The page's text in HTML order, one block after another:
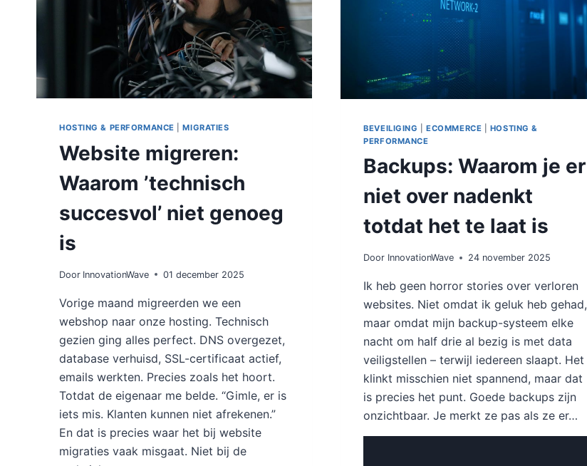
HOSTING & PERFORMANCE |MIGRATIES
Website migreren:
Waarom ’technisch
succesvol’ niet genoeg
is
Door InnovationWave 01 december 2025
Vorige maand migreerden we een
webshop naar onze hosting. Technisch
gezien ging alles perfect. DNS overgezet,
database verhuisd, SSL-certificaat actief,
emails werkten. Precies zoals het hoort.
Totdat de eigenaar me belde. “Gimle, er is
iets mis. Klanten kunnen niet afrekenen.”
En dat is precies waar het bij website
migraties vaak misgaat. Niet bij de
BEVEILIGING |ECOMMERCE
HOSTING &
PERFORMANCE
Backups: Waarom je er
niet over nadenkt
totdat het te laat is
Door InnovationWave 24 november 2025
Ik heb geen horror stories over verloren
websites. Niet omdat ik geluk heb gehad,
maar omdat mijn backup-systeem elke
nacht om half drie al bezig is met data
veiligstellen – terwijl iedereen slaapt. Het
klinkt misschien niet spannend, maar dat
is precies het punt. Goede backups zijn
onzichtbaar. Je merkt ze pas als ze er…